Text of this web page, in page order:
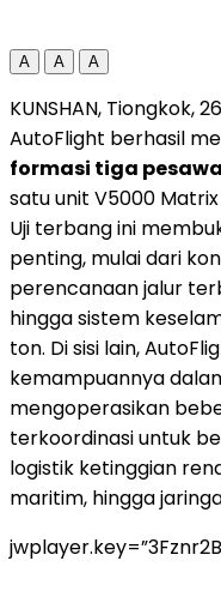
A A A
KUNSHAN, Tiongkok,
AutoFlight berhasil
formasi tiga
satu unit V5000
Uji terbang ini
penting, mulai dari
perencanaan jalur
hingga sistem
ton. Di sisi lain,
kemampuannya
mengoperasikan
terkoordinasi untuk
logistik ketinggian
maritim, hingga